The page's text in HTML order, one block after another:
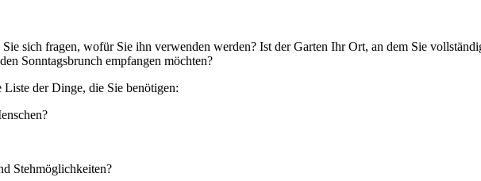
sich fragen, wofür Sie ihn verwenden werden? Ist der Garten Ihr Ort, an dem Sie
Sonntagsbrunch empfangen möchten?
Liste der Dinge, die Sie benötigen:
Stehmöglichkeiten?